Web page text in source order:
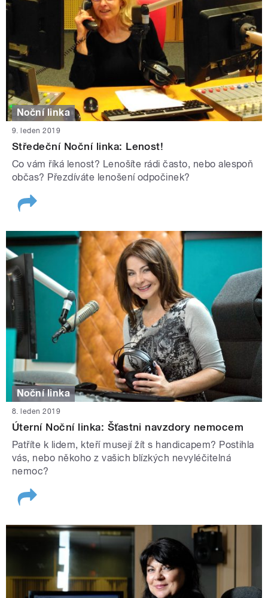
Noční linka
9. leden 2019
Středeční Noční linka: Lenost!
Co vám říká lenost? Lenošíte rádi často, nebo alespoň
občas? Přezdíváte lenošení odpočinek?
Noční linka
8. leden 2019
Úterní Noční linka: Šťastni navzdory nemocem
Patříte k lidem, kteří musejí žít s handicapem? Postihla
vás, nebo někoho z vašich blízkých nevyléčitelná
nemoc?